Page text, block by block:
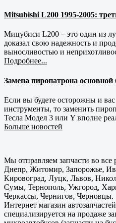
Mitsubishi L200 1995-2005:
Мицубиси L200 – это один из
доказал свою надежность и
выносливостью и
Подробнее...
Замена пиропатрона основной
Если вы будете осторожны и
инструменты, то заменить
Тесла Модел 3 или Y вполне
Больше новостей
Мы отправляем запчасти во
Днепр, Житомир, Запорожье,
Кировоград, Луцк, Львов,
Сумы, Тернополь, Ужгород,
Черкассы, Чернигов, Черновцы.
Интернет магазин
специализируется на продаже